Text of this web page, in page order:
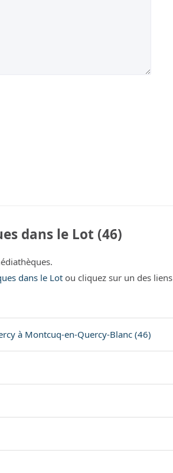
dans le Lot (46)
dans le Lot ou cliquez sur un des liens
à Montcuq-en-Quercy-Blanc (46)